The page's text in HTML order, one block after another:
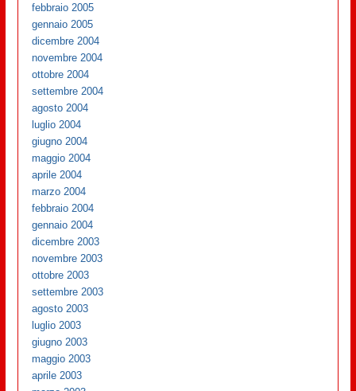
febbraio 2005
gennaio 2005
dicembre 2004
novembre 2004
ottobre 2004
settembre 2004
agosto 2004
luglio 2004
giugno 2004
maggio 2004
aprile 2004
marzo 2004
febbraio 2004
gennaio 2004
dicembre 2003
novembre 2003
ottobre 2003
settembre 2003
agosto 2003
luglio 2003
giugno 2003
maggio 2003
aprile 2003